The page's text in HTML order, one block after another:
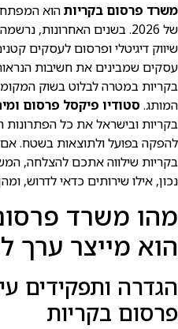
משרד פרסום בקריותהוא המפתח
שיווק דיגיטלי ופרסום לעסקים
עסקים שמבינים את חשיבות
בקריות במטרה לבלוט בשוק
המותג. סטודיו פיקסל פרסום
בקריות ובישראל את כל
להפקה בפועל ולתוצאות בשטח.
בקריות שילווה אתכם להצלחה,
נכון, אילו שירותים כדאי לדרוש,
מהו משרד
הוא מייצר ערך
הגדרה ותפקידים
פרסום בקריות